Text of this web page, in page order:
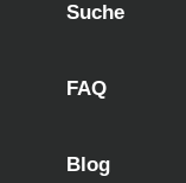
Suche
FAQ
Blog